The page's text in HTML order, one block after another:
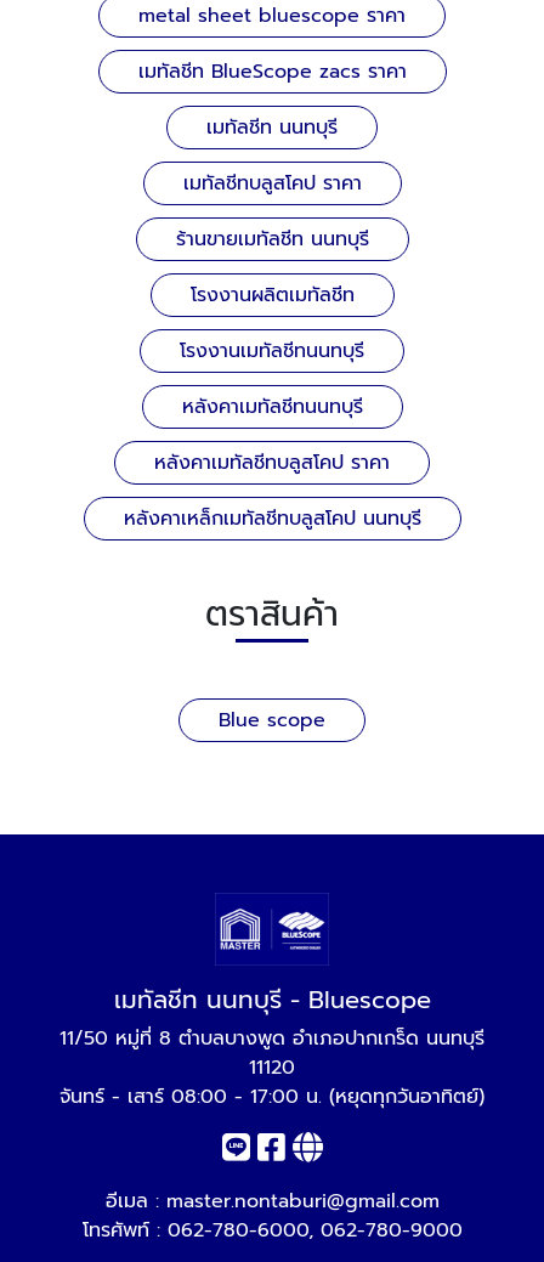
metal sheet bluescope ราคา
เมทัลชีท BlueScope zacs ราคา
เมทัลชีท นนทบุรี
เมทัลชีทบลูสโคป ราคา
ร้านขายเมทัลชีท นนทบุรี
โรงงานผลิตเมทัลชีท
โรงงานเมทัลชีทนนทบุรี
หลังคาเมทัลชีทนนทบุรี
หลังคาเมทัลชีทบลูสโคป ราคา
หลังคาเหล็กเมทัลชีทบลูสโคป นนทบุรี
ตราสินค้า
Blue scope
เมทัลชีท นนทบุรี - Bluescope
11/50 หมู่ที่ 8 ตำบลบางพูด อำเภอปากเกร็ด นนทบุรี
11120
จันทร์ - เสาร์ 08:00 - 17:00 น. (หยุดทุกวันอาทิตย์)
อีเมล : master.nontaburi@gmail.com
โทรศัพท์ : 062-780-6000, 062-780-9000